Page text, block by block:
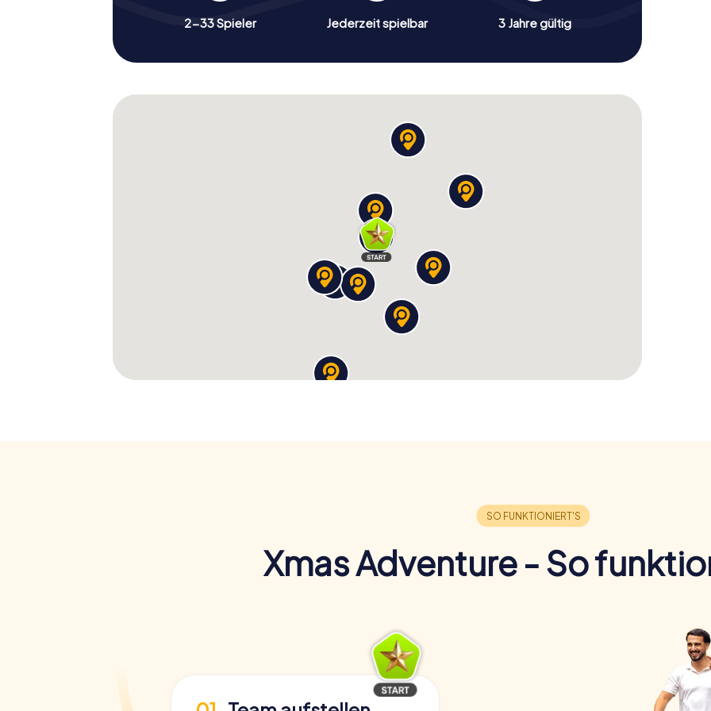
2-33 Spieler Jederzeit spielbar 3 Jahre gültig
Xmas Adventure - So